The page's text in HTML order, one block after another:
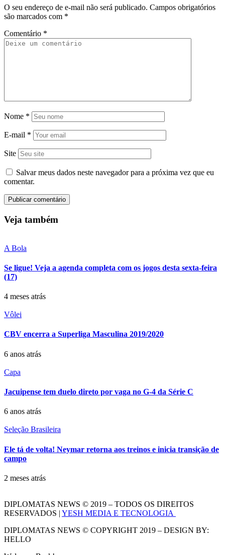
O seu endereço de e-mail não será publicado. Campos obrigatórios
são marcados com *
Comentário *
Nome *
E-mail *
Site
Salvar meus dados neste navegador para a próxima vez que eu
comentar.
Veja também
A Bola
Se ligue! Veja a agenda completa com os jogos desta sexta-feira
(17)
4 meses atrás
Vôlei
CBV encerra a Superliga Masculina 2019/2020
6 anos atrás
Capa
Jacuipense tem duelo direto por vaga no G-4 da Série C
6 anos atrás
Seleção Brasileira
Ele tá de volta! Neymar retorna aos treinos e inicia transição de
campo
2 meses atrás
DIPLOMATAS NEWS © 2019 – TODOS OS DIREITOS
RESERVADOS | YESH MEDIA E TECNOLOGIA
DIPLOMATAS NEWS © COPYRIGHT 2019 – DESIGN BY:
HELLO